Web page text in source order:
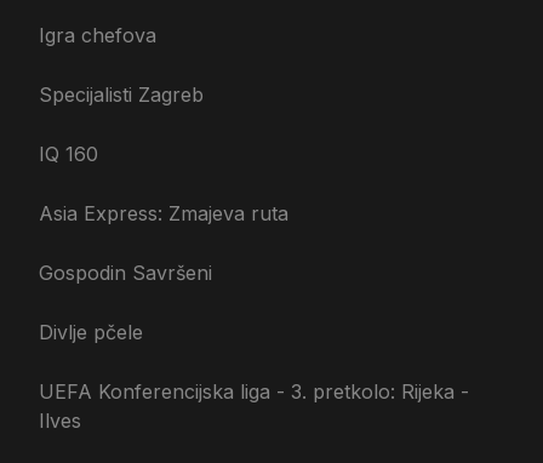
Igra chefova
Specijalisti Zagreb
IQ 160
Asia Express: Zmajeva ruta
Gospodin Savršeni
Divlje pčele
UEFA Konferencijska liga - 3. pretkolo: Rijeka -
Ilves